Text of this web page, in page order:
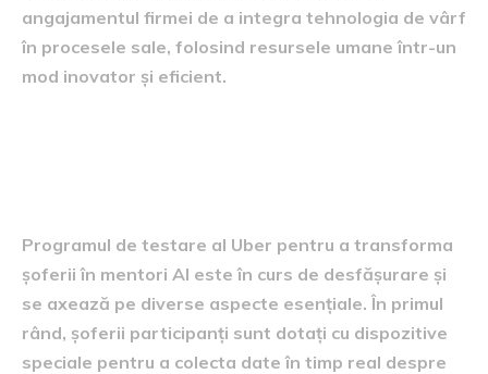
angajamentul firmei de a integra tehnologia de vârf
în procesele sale, folosind resursele umane într-un
mod inovator și eficient.
Programul de testare al Uber pentru a transforma
șoferii în mentori AI este în curs de desfășurare și
se axează pe diverse aspecte esențiale. În primul
rând, șoferii participanți sunt dotați cu dispozitive
speciale pentru a colecta date în timp real despre